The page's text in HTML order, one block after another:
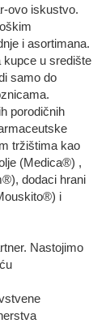
ovo iskustvo.
i asortimana.
kupce u središte
samo do
porodičnih
tržištima kao
(Medica®) ,
dodaci hrani
i
Nastojimo